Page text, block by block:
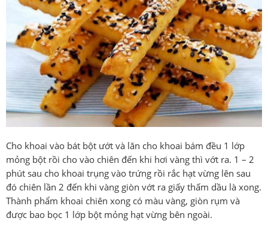
Cho khoai vào bát bột ướt và lăn cho khoai bám đều 1 lớp
mỏng bột rồi cho vào chiên đến khi hơi vàng thì vớt ra. 1 – 2
phút sau cho khoai trụng vào trứng rồi rắc hạt vừng lên sau
đó chiên lần 2 đến khi vàng giòn vớt ra giấy thấm dầu là xong.
Thành phẩm khoai chiên xong có màu vàng, giòn rụm và
được bao bọc 1 lớp bột mỏng hạt vừng bên ngoài.